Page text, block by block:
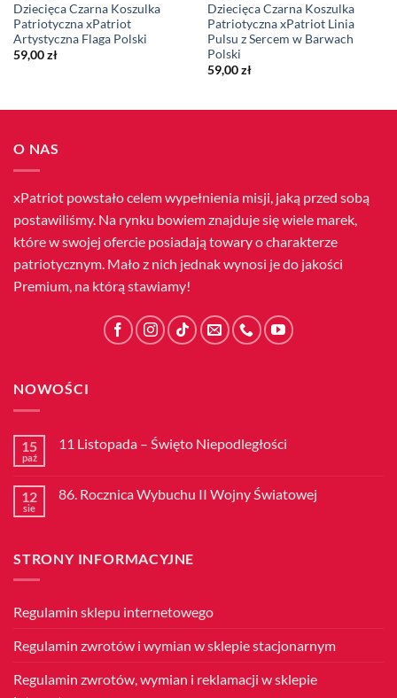
Dziecięca Czarna Koszulka
Patriotyczna xPatriot
Artystyczna Flaga Polski
59,00zł
Dziecięca Czarna Koszulka
Patriotyczna xPatriot Linia
Pulsu z Sercem w Barwach
Polski
59,00zł
O NAS
xPatriot powstało celem wypełnienia misji, jaką przed sobą
postawiliśmy. Na rynku bowiem znajduje się wiele marek,
które w swojej ofercie posiadają towary o charakterze
patriotycznym. Mało z nich jednak wynosi je do jakości
Premium, na którą stawiamy!
NOWOŚCI
15
paź
11 Listopada – Święto Niepodległości
11
12
sie
86. Rocznica Wybuchu II Wojny Światowej
Rocznica
STRONY INFORMACYJNE
Regulamin sklepu internetowego
Regulamin zwrotów i wymian w sklepie stacjonarnym
Regulamin zwrotów, wymian i reklamacji w sklepie